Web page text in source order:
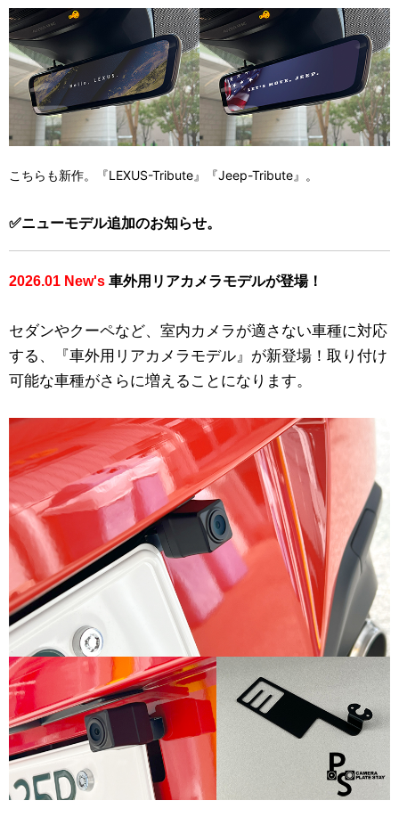
こちらも新作。『LEXUS-Tribute』『Jeep-Tribute』。
✅ニューモデル追加のお知らせ。
2026.01 New's 車外用リアカメラモデルが登場！
セダンやクーペなど、室内カメラが適さない車種に対応
する、『車外用リアカメラモデル』が新登場！取り付け
可能な車種がさらに増えることになります。